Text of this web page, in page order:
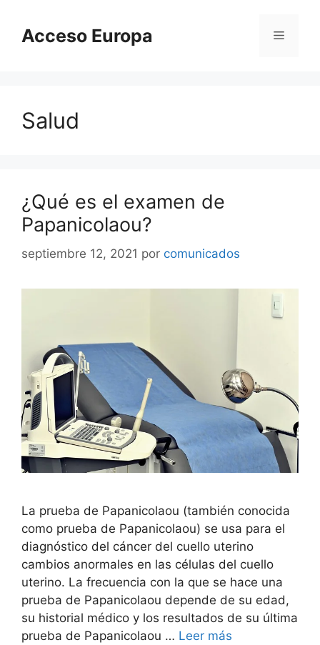
contenido
Acceso Europa Menú
Salud
¿Qué es el examen de
Papanicolaou?
septiembre 12, 2021 por comunicados
La prueba de Papanicolaou (también conocida
como prueba de Papanicolaou) se usa para el
diagnóstico del cáncer del cuello uterino
cambios anormales en las células del cuello
uterino. La frecuencia con la que se hace una
prueba de Papanicolaou depende de su edad,
su historial médico y los resultados de su última
prueba de Papanicolaou … Leer más